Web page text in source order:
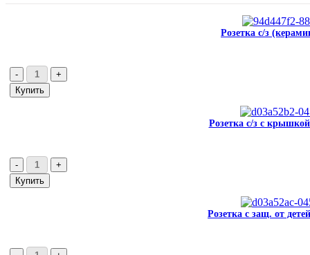
Розетка с/з
Розетка с/з с
Розетка с защ. от